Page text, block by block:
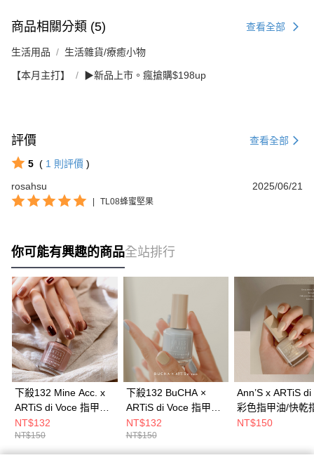
商品相關分類 (5) 查看全部
生活用品 生活雜貨/療癒小物
【本月主打】 ▶新品上市。瘋搶購$198up
評價 查看全部
5 ( 1 則評價 )
rosahsu
2025/06/21
| TL08蜂蜜堅果
你可能有興趣的商品全站排行
下殺132 Mine Acc. x
ARTiS di Voce 指甲油/
快乾指甲油/護甲指甲
油/指甲油 26Aug001
NT$132
NT$150
下殺132 BuCHA ×
ARTiS di Voce 指甲油/
快乾指甲油/護甲指甲
油/指甲油 26Aug001
NT$132
NT$150
Ann’S x ARTiS di
彩色指甲油/快乾
油/護甲指甲油/指
NT$150